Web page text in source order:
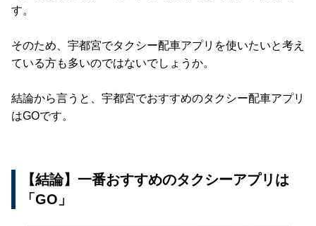
す。
そのため、宇都宮でタクシー配車アプリを使いたいと考え
ている方も多いのではないでしょうか。
結論から言うと、宇都宮でおすすめのタクシー配車アプリ
はGOです。
【結論】一番おすすめのタクシーアプリは
「GO」